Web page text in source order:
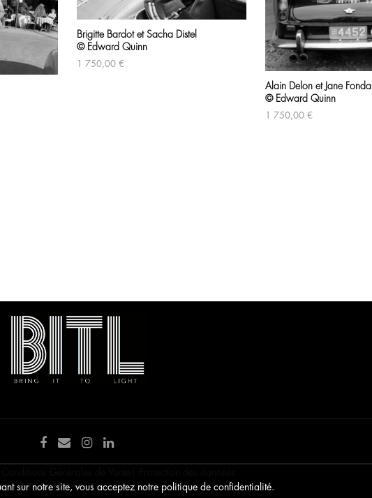
Brigitte Bardot et Sacha Distel
© Edward Quinn
1 750,00 €
Alain Delon et Jane Fonda
© Edward Quinn
1 750,00 €
BITL AGENCY • Tous droits réservés
sur notre site, vous acceptez notre politique de confidentialité.